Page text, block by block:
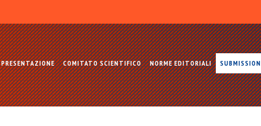
PRESENTAZIONE COMITATO SCIENTIFICO NORME EDITORIALI SUBMISSION